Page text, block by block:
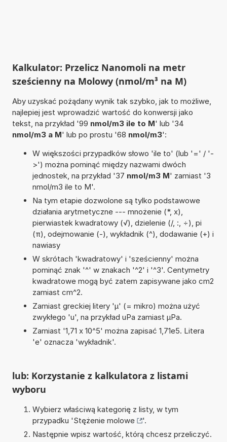
Kalkulator: Przelicz Nanomoli na metr
sześcienny na Molowy (nmol/m³ na M)
Aby uzyskać pożądany wynik tak szybko, jak to możliwe,
najlepiej jest wprowadzić wartość do konwersji jako
tekst, na przykład '99 nmol/m3 ile to M' lub '34
nmol/m3 a M' lub po prostu '68 nmol/m3':
W większości przypadków słowo 'ile to' (lub '=' / '-
>') można pominąć między nazwami dwóch
jednostek, na przykład '37 nmol/m3 M' zamiast '3
nmol/m3 ile to M'.
Na tym etapie dozwolone są tylko podstawowe
działania arytmetyczne --- mnożenie (*, x),
pierwiastek kwadratowy (√), dzielenie (/, :, ÷), pi
(π), odejmowanie (-), wykładnik (^), dodawanie (+) i
nawiasy
W skrótach 'kwadratowy' i 'sześcienny' można
pominąć znak '^' w znakach '^2' i '^3'. Centymetry
kwadratowe mogą być zatem zapisywane jako cm2
zamiast cm^2.
Zamiast greckiej litery 'µ' (= mikro) można użyć
zwykłego 'u', na przykład uPa zamiast µPa.
Zamiast '1,71 x 10^5' można zapisać 1,71e5. Litera
'e' oznacza 'wykładnik'.
lub: Korzystanie z kalkulatora z listami
wyboru
Wybierz właściwą kategorię z listy, w tym
przypadku 'Stężenie molowe
'.
Następnie wpisz wartość, którą chcesz przeliczyć.